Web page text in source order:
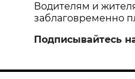
Водителям и
заблаговременно
Подписывайтесь